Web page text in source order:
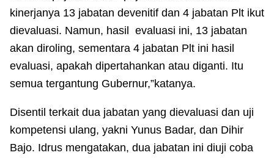
kinerjanya 13 jabatan devenitif dan 4 jabatan Plt ikut
dievaluasi. Namun, hasil evaluasi ini, 13 jabatan
akan diroling, sementara 4 jabatan Plt ini hasil
evaluasi, apakah dipertahankan atau diganti. Itu
semua tergantung Gubernur,”katanya.
Disentil terkait dua jabatan yang dievaluasi dan uji
kompetensi ulang, yakni Yunus Badar, dan Dihir
Bajo. Idrus mengatakan, dua jabatan ini diuji coba